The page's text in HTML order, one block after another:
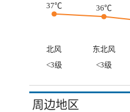
37℃ 36℃
北风 东北风
<3级
<3级
周边地区